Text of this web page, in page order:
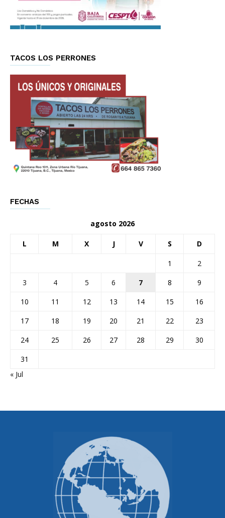
TACOS LOS PERRONES
FECHAS
agosto 2026
L M X J V S D
1
2
3
4 5 6 7 8
9
10
11 12 13 14 15
16
17
18 19 20 21 22
23
24
25 26 27 28 29
30
31
« Jul